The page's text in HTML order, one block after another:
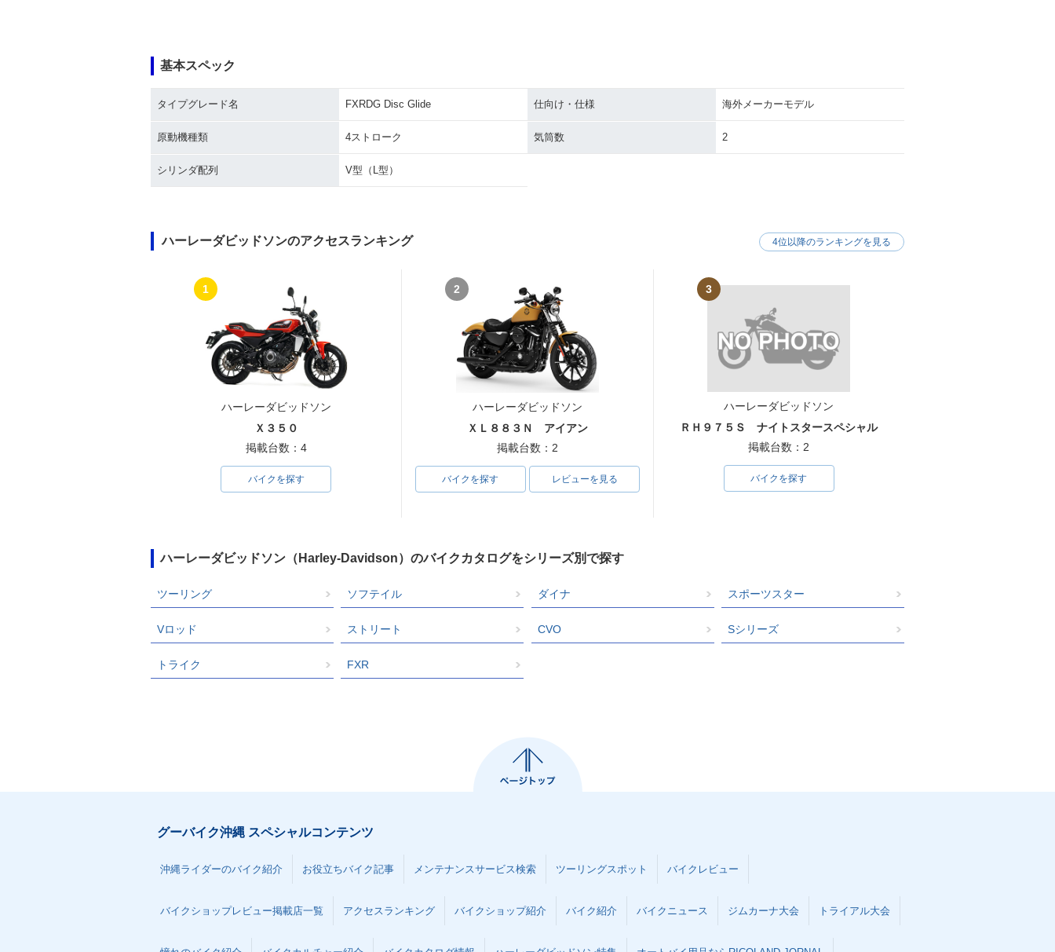
基本スペック
タイプグレード名 FXRDG Disc Glide 仕向け・仕様 海外メーカーモデル
原動機種類 4ストローク 気筒数 2
シリンダ配列 V型（L型）
ハーレーダビッドソンのアクセスランキング
1
ハーレーダビッドソン
Ｘ３５０
掲載台数：4
バイクを探す
2
ハーレーダビッドソン
ＸＬ８８３Ｎ アイアン
掲載台数：2
バイクを探す レビューを見る
3
ハーレーダビッドソン
ＲＨ９７５Ｓ ナイトスタースペシャル
掲載台数：2
バイクを探す
4位以降のランキングを見る
ハーレーダビッドソン（Harley-Davidson）のバイクカタログをシリーズ別で探す
ツーリング ソフテイル ダイナ スポーツスター
Vロッド ストリート CVO Sシリーズ
トライク FXR
グーバイク沖縄 スペシャルコンテンツ
沖縄ライダーのバイク紹介 お役立ちバイク記事 メンテナンスサービス検索 ツーリングスポット バイクレビュー
バイクショップレビュー掲載店一覧 アクセスランキング バイクショップ紹介 バイク紹介 バイクニュース ジムカーナ大会 トライアル大会